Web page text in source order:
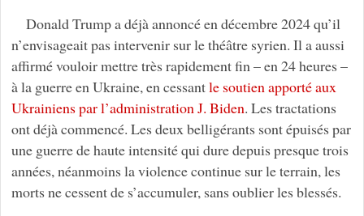
Donald Trump a déjà annoncé en décembre 2024 qu’il
n’envisageait pas intervenir sur le théâtre syrien. Il a aussi
affirmé vouloir mettre très rapidement fin – en 24 heures –
à la guerre en Ukraine, en cessantle soutien apporté aux
Ukrainiens par l’administration J. Biden. Les tractations
ont déjà commencé. Les deux belligérants sont épuisés par
une guerre de haute intensité qui dure depuis presque trois
années, néanmoins la violence continue sur le terrain, les
morts ne cessent de s’accumuler, sans oublier les blessés.